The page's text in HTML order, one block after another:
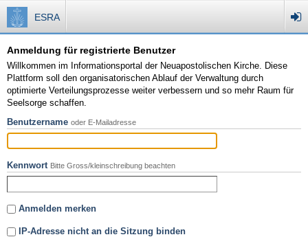
ESRA
Anmeldung für registrierte Benutzer
Willkommen im Informationsportal der Neuapostolischen Kirche. Diese
Plattform soll den organisatorischen Ablauf der Verwaltung durch
optimierte Verteilungsprozesse weiter verbessern und so mehr Raum für
Seelsorge schaffen.
Benutzername oder E-Mailadresse
Kennwort Bitte Gross/kleinschreibung beachten
Anmelden merken
IP-Adresse nicht an die Sitzung binden